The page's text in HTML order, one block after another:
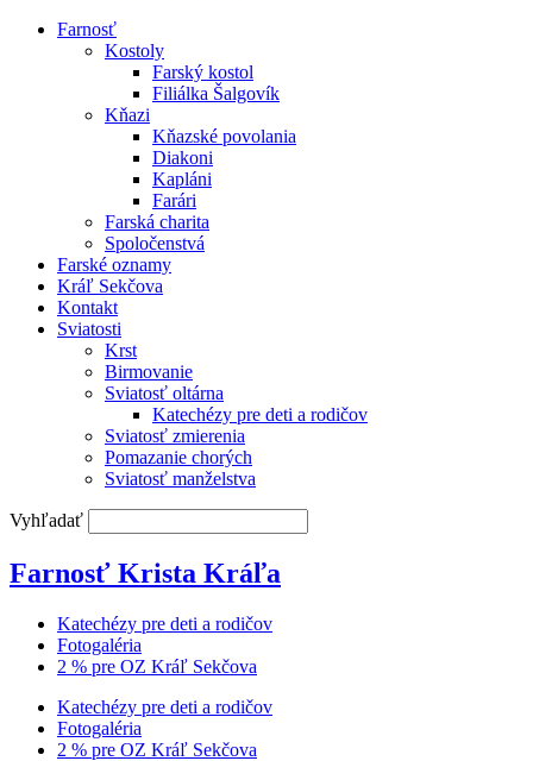
Farnosť
Kostoly
Farský kostol
Filiálka Šalgovík
Kňazi
Kňazské povolania
Diakoni
Kapláni
Farári
Farská charita
Spoločenstvá
Farské oznamy
Kráľ Sekčova
Kontakt
Sviatosti
Krst
Birmovanie
Sviatosť oltárna
Katechézy pre deti a rodičov
Sviatosť zmierenia
Pomazanie chorých
Sviatosť manželstva
Vyhľadať
Farnosť Krista Kráľa
Katechézy pre deti a rodičov
Fotogaléria
2 % pre OZ Kráľ Sekčova
Katechézy pre deti a rodičov
Fotogaléria
2 % pre OZ Kráľ Sekčova